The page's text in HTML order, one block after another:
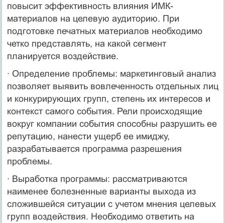
повысит эффективность влияния ИМК-
материалов на целевую аудиторию. При
подготовке печатных материалов необходимо
четко представлять, на какой сегмент
планируется воздействие.
· Определение проблемы: маркетинговый анализ
позволяет выявить вовлеченность отдельных лиц
и конкурирующих групп, степень их интересов и
контекст самого события. Рели происходящие
вокруг компании события способны разрушить ее
репутацию, нанести ущерб ее имиджу,
разрабатывается программа разрешения
проблемы.
· Выработка программы: рассматриваются
наименее болезненные варианты выхода из
сложившейся ситуации с учетом мнения целевых
групп воздействия. Необходимо ответить на